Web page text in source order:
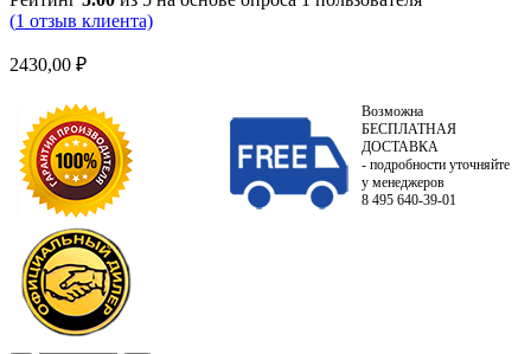
(1 отзыв клиента)
2430,00 ₽
Возможна
БЕСПЛАТНАЯ
ДОСТАВКА
- подробности уточняйте
у менеджеров
8 495 640-39-01